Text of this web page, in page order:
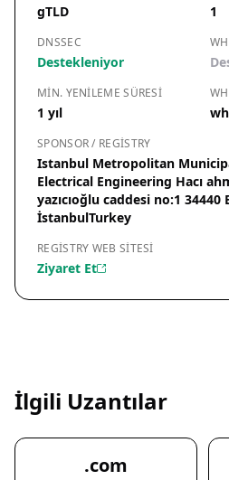
gTLD 1
DNSSEC
Destekleniyor
MIN. YENILEME SÜRESI
1 yıl
SPONSOR / REGISTRY
Istanbul Metropolitan
Electrical Engineering Hacı
yazıcıoğlu caddesi no:1 34440
İstanbulTurkey
REGISTRY WEB SITESI
Ziyaret Et
İlgili Uzantılar
.com